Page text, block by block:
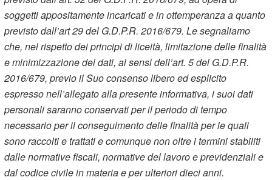
soggetti appositamente incaricati e in ottemperanza a quanto
previsto dall’art 29 del G.D.P.R. 2016/679. Le segnaliamo
che, nel rispetto dei principi di liceità, limitazione delle finalità
e minimizzazione dei dati, ai sensi dell’art. 5 del G.D.P.R.
2016/679, previo il Suo consenso libero ed esplicito
espresso nell’allegato alla presente informativa, i suoi dati
personali saranno conservati per il periodo di tempo
necessario per il conseguimento delle finalità per le quali
sono raccolti e trattati e comunque non oltre i termini stabiliti
dalle normative fiscali, normative del lavoro e previdenziali e
dal codice civile in materia e per ulteriori dieci anni.